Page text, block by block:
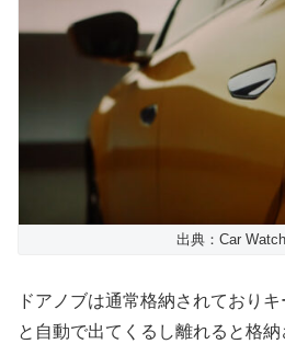
出典：Car
ドアノブは通常格納されており
と自動で出てくるし離れると格